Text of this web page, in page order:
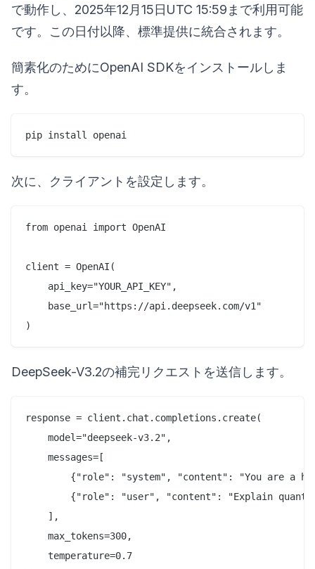
で動作し、2025年12月15日UTC 15:59まで利用可能
です。この日付以降、標準提供に統合されます。
簡素化のためにOpenAI SDKをインストールしま
す。
次に、クライアントを設定します。
from openai import OpenAI
client = OpenAI(
    api_key="YOUR_API_KEY",
    base_url="https://api.deepseek.com/v1"
DeepSeek-V3.2の補完リクエストを送信します。
response = client.chat.completions.create(
    model="deepseek-v3.2",
    messages=[
{"role": "system", "content": "You are a
{"role": "user", "content": "Explain
    ],
    max_tokens=300,
    temperature=0.7